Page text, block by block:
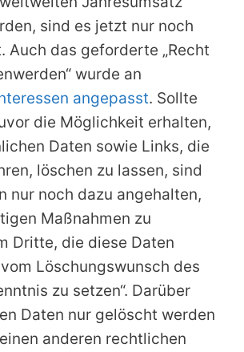
sind es jetzt nur noch
Auch das geforderte „Recht
wurde an
angepasst. Sollte
die Möglichkeit erhalten,
Daten sowie Links, die
löschen zu lassen, sind
nur noch dazu angehalten,
Maßnahmen zu
Dritte, die diese Daten
Löschungswunsch des
zu setzen“. Darüber
Daten nur gelöscht werden
anderen rechtlichen